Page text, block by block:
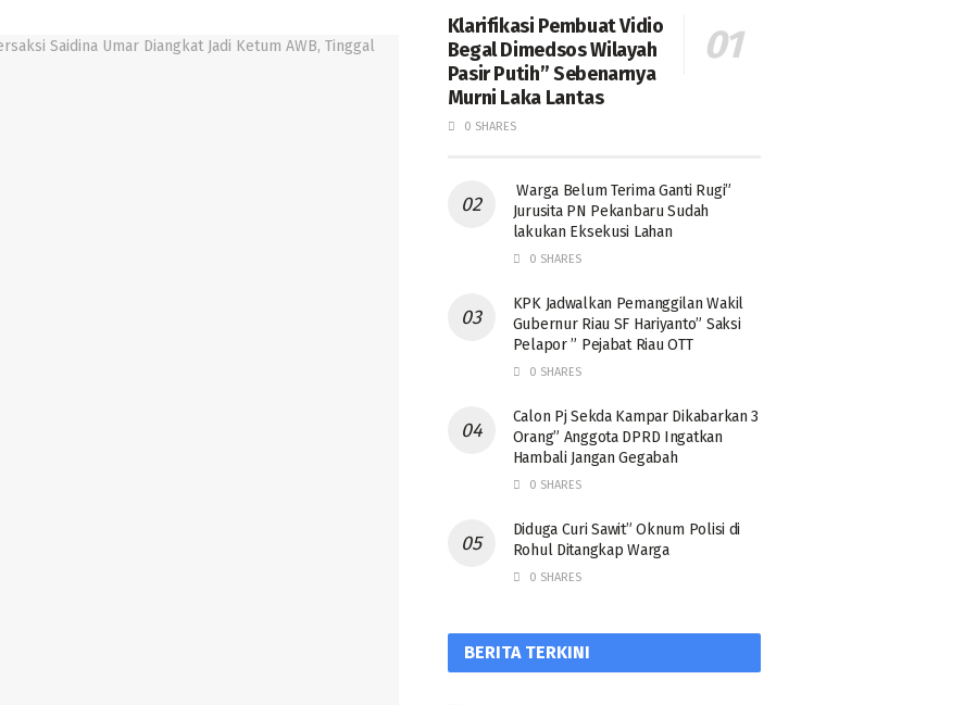
Klarifikasi Pembuat Vidio
Begal Dimedsos Wilayah
Pasir Putih” Sebenarnya
Murni Laka Lantas
0 SHARES
Warga Belum Terima Ganti Rugi”
Jurusita PN Pekanbaru Sudah
lakukan Eksekusi Lahan
0 SHARES
KPK Jadwalkan Pemanggilan Wakil
Gubernur Riau SF Hariyanto” Saksi
Pelapor ” Pejabat Riau OTT
0 SHARES
Calon Pj Sekda Kampar Dikabarkan 3
Orang” Anggota DPRD Ingatkan
Hambali Jangan Gegabah
0 SHARES
Diduga Curi Sawit” Oknum Polisi di
Rohul Ditangkap Warga
0 SHARES
BERITA TERKINI